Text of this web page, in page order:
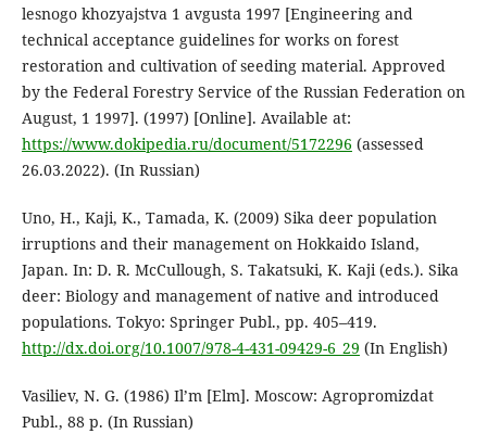
lesnogo khozyajstva 1 avgusta 1997 [Engineering and
technical acceptance guidelines for works on forest
restoration and cultivation of seeding material. Approved
by the Federal Forestry Service of the Russian Federation on
August, 1 1997]. (1997) [Online]. Available at:
https://www.dokipedia.ru/document/5172296 (assessed
26.03.2022). (In Russian)
Uno, H., Kaji, K., Tamada, K. (2009) Sika deer population
irruptions and their management on Hokkaido Island,
Japan. In: D. R. McCullough, S. Takatsuki, K. Kaji (eds.). Sika
deer: Biology and management of native and introduced
populations. Tokyo: Springer Publ., pp. 405–419.
http://dx.doi.org/10.1007/978-4-431-09429-6_29 (In English)
Vasiliev, N. G. (1986) Il’m [Elm]. Moscow: Agropromizdat
Publ., 88 p. (In Russian)